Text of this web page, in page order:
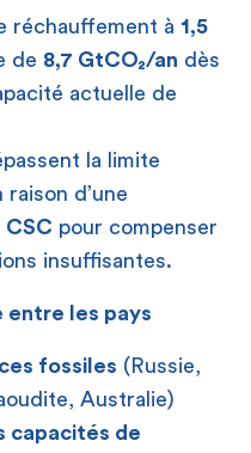
réchauffement à 1,5
de 8,7 GtCO₂/an dès
actuelle de
la limite
d’une
CSC pour compenser
insuffisantes.
entre les pays
fossiles (Russie,
Australie)
capacités de